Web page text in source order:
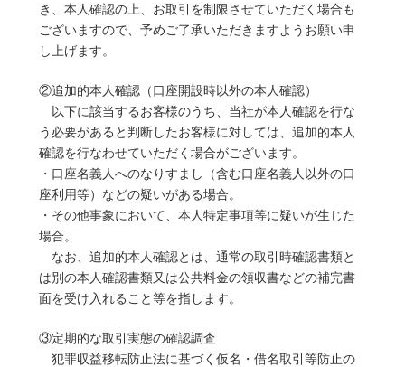
き、本人確認の上、お取引を制限させていただく場合も
ございますので、予めご了承いただきますようお願い申
し上げます。
②追加的本人確認（口座開設時以外の本人確認）
以下に該当するお客様のうち、当社が本人確認を行な
う必要があると判断したお客様に対しては、追加的本人
確認を行なわせていただく場合がございます。
・口座名義人へのなりすまし（含む口座名義人以外の口
座利用等）などの疑いがある場合。
・その他事象において、本人特定事項等に疑いが生じた
場合。
なお、追加的本人確認とは、通常の取引時確認書類と
は別の本人確認書類又は公共料金の領収書などの補完書
面を受け入れること等を指します。
③定期的な取引実態の確認調査
犯罪収益移転防止法に基づく仮名・借名取引等防止の